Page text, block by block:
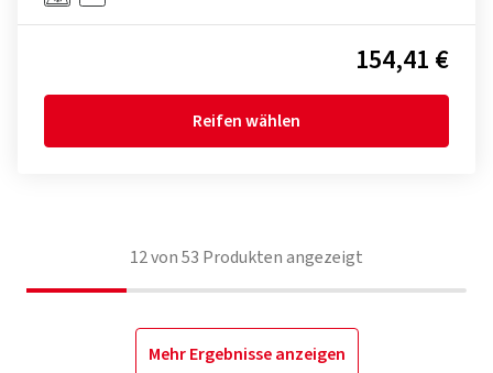
154,41 €
Reifen wählen
12von53 Produkten angezeigt
Mehr Ergebnisse anzeigen